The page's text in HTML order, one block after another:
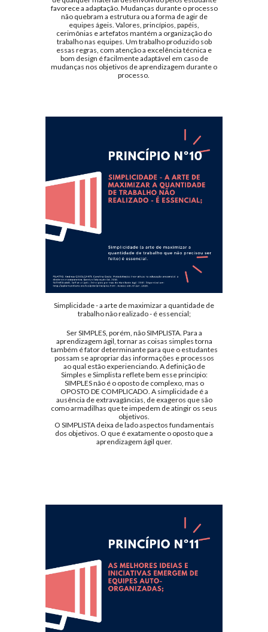
favorece a adaptação. Mudanças durante o processo
não quebram a estrutura ou a forma de agir de
equipes ágeis. Valores, princípios, papéis,
cerimônias e artefatos mantém a organização do
trabalho nas equipes. Um trabalho produzido sob
essas regras, com atenção a excelência técnica e
bom design é facilmente adaptável em caso de
mudanças nos objetivos de aprendizagem durante o
processo.
Simplicidade - a arte de maximizar a quantidade de
trabalho não realizado - é essencial;
Ser SIMPLES, porém, não SIMPLISTA. Para a
aprendizagem ágil, tornar as coisas simples torna
também é fator determinante para que o estudantes
possam se apropriar das informações e processos
ao qual estão experienciando. A definição de
Simples e Simplista reflete bem esse princípio:
SIMPLES não é o oposto de complexo, mas o
OPOSTO DE COMPLICADO. A simplicidade é a
ausência de extravagâncias, de exageros que são
como armadilhas que te impedem de atingir os seus
objetivos.
O SIMPLISTA deixa de lado aspectos fundamentais
dos objetivos. O que é exatamente o oposto que a
aprendizagem ágil quer.